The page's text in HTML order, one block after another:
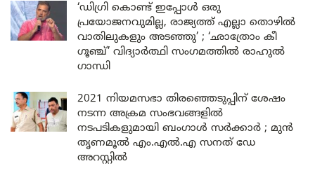
‘ഡിഗ്രി കൊണ്ട് ഇപ്പോൾ ഒരു
പ്രയോജനവുമില്ല, രാജ്യത്ത് എല്ലാ തൊഴിൽ
വാതിലുകളും അടഞ്ഞു’ ; ‘ഛാത്രോം കീ
ഗൂഞ്ച്’ വിദ്യാർത്ഥി സംഗമത്തിൽ രാഹുൽ
ഗാന്ധി
2021 നിയമസഭാ തിരഞ്ഞെടുപ്പിന് ശേഷം
നടന്ന അക്രമ സംഭവങ്ങളിൽ
നടപടികളുമായി ബംഗാൾ സർക്കാർ ; മുൻ
തൃണമൂൽ എം.എൽ.എ സനത് ഡേ
അറസ്റ്റിൽ